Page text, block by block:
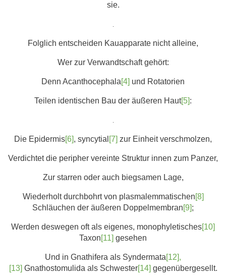
sie.
Folglich entscheiden Kauapparate nicht alleine,
Wer zur Verwandtschaft gehört:
Denn Acanthocephala[4] und Rotatorien
Teilen identischen Bau der äußeren Haut[5]:
Die Epidermis[6], syncytial [7] zur Einheit verschmolzen,
Verdichtet die peripher vereinte Struktur innen zum Panzer,
Zur starren oder auch biegsamen Lage,
Wiederholt durchbohrt von plasmalemmatischen[8]
Schläuchen der äußeren Doppelmembran[9];
Werden deswegen oft als eigenes, monophyletisches[10]
Taxon[11] gesehen
Und in Gnathifera als Syndermata[12],
[13] Gnathostomulida als Schwester[14] gegenübergesellt.